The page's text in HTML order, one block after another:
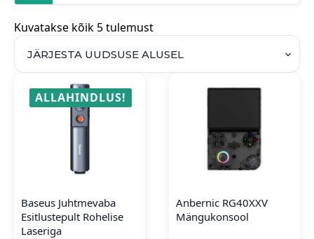
for:
Kuvatakse kõik 5 tulemustSorted
latest
ALLAHINDLUS!
Baseus Juhtmevaba
Esitlustepult Rohelise
Laseriga
Anbernic RG40XXV
Mängukonsool